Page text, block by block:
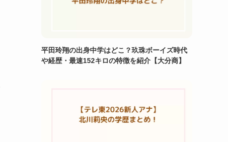
平田玲翔の出身中学はどこ？玖珠ボーイズ時代
や経歴・最速152キロの特徴を紹介【大分商】